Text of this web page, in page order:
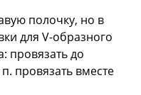
полочку, но в
для V-образного
провязать до
провязать вместе